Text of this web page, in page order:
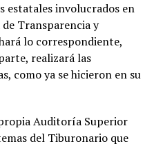
estatales involucrados en
Transparencia y
lo correspondiente,
realizará las
como ya se hicieron en su
Auditoría Superior
del Tiburonario que